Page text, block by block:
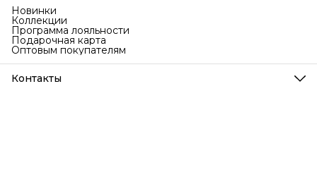
Новинки
Коллекции
Программа лояльности
Подарочная карта
Оптовым покупателям
Контакты